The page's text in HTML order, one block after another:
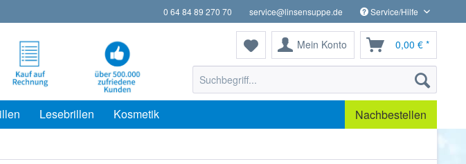
0 64 84 89 270 70 service@linsensuppe.de Service/Hilfe
Mein Konto 0,00 € *
Lesebrillen Kosmetik Nachbestellen